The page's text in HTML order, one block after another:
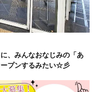
、みんなおなじみの「あ
プンするみたい☆彡